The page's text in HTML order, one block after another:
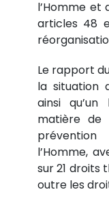
l’Homme
articles 48
Le rapport
la situation
ainsi
matière de
l’Homme,
sur 21 droits
outre les